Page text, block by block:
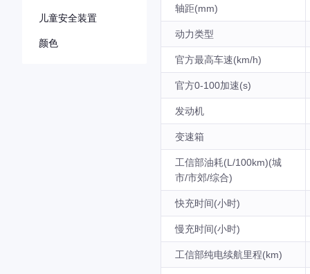
儿童安全装置
颜色
轴距(mm)
动力类型
官方最高车速(km/h)
官方0-100加速(s)
发动机
变速箱
工信部油耗(L/100km)(城
市/市郊/综合)
快充时间(小时)
慢充时间(小时)
工信部纯电续航里程(km)